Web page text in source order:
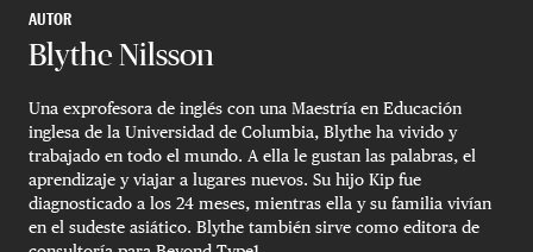
AUTOR
Blythe Nilsson
Una exprofesora de inglés con una Maestría en Educación
inglesa de la Universidad de Columbia, Blythe ha vivido y
trabajado en todo el mundo. A ella le gustan las palabras, el
aprendizaje y viajar a lugares nuevos. Su hijo Kip fue
diagnosticado a los 24 meses, mientras ella y su familia vivían
en el sudeste asiático. Blythe también sirve como editora de